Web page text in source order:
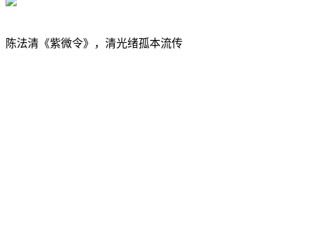
陈法清《紫微令》，清光绪孤本流传